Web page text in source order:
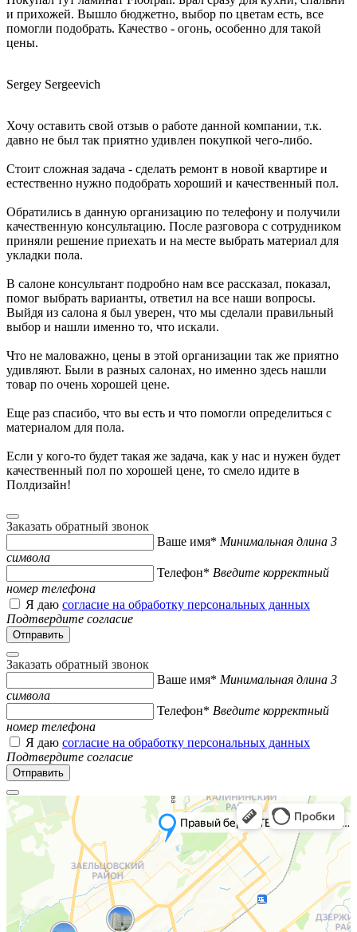
и прихожей. Вышло бюджетно, выбор по цветам есть, все
помогли подобрать. Качество - огонь, особенно для такой
цены.
Sergey Sergeevich
Хочу оставить свой отзыв о работе данной компании, т.к.
давно не был так приятно удивлен покупкой чего-либо.
Стоит сложная задача - сделать ремонт в новой квартире и
естественно нужно подобрать хороший и качественный пол.
Обратились в данную организацию по телефону и получили
качественную консультацию. После разговора с сотрудником
приняли решение приехать и на месте выбрать материал для
укладки пола.
В салоне консультант подробно нам все рассказал, показал,
помог выбрать варианты, ответил на все наши вопросы.
Выйдя из салона я был уверен, что мы сделали правильный
выбор и нашли именно то, что искали.
Что не маловажно, цены в этой организации так же приятно
удивляют. Были в разных салонах, но именно здесь нашли
товар по очень хорошей цене.
Еще раз спасибо, что вы есть и что помогли определиться с
материалом для пола.
Если у кого-то будет такая же задача, как у нас и нужен будет
качественный пол по хорошей цене, то смело идите в
Полдизайн!
Заказать обратный звонок
Ваше имя* Минимальная длина 3
символа
Телефон* Введите корректный
номер телефона
Я даю согласие на обработку персональных данных
Подтвердите согласие
Заказать обратный звонок
Ваше имя* Минимальная длина 3
символа
Телефон* Введите корректный
номер телефона
Я даю согласие на обработку персональных данных
Подтвердите согласие